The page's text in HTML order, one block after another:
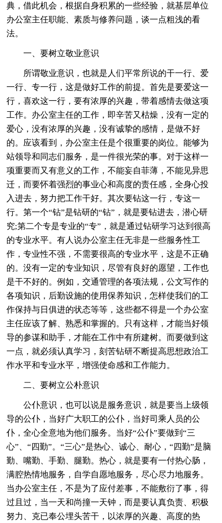
典，借此机会，根据自身积累的一些经验，就基层单位
办公室主任职能、素质与修养问题，谈一点粗浅的看
法。
一、要树立敬业意识
所谓敬业意识，也就是人们平常所说的干一行、爱
一行、专一行，这是做好工作的前提。首先是要爱这一
行，喜欢这一行，要有浓厚的兴趣，带着感情去做这项
工作。办公室主任的工作，即辛苦又枯燥，没有一定的
爱心，没有浓厚的兴趣，没有诚挚的感情，是做不好
的。应该看到，办公室主任是个很重要的岗位。能够为
站领导和同志们服务，是一件很光荣的事。对于这样一
项重要而又有意义的工作，不能妄自菲薄，不能见异思
迁，而要怀着强烈的事业心和高度的责任感，全身心投
入进去，努力把工作干好。其次要钻这一行，专这一
行。第一个“钻”是钻研的“钻”，就是要钻进去，潜心研
究;第二个专是专业的“专”，就是通过钻研学习达到很高
的专业水平。有人说办公室主任无非是一些服务性工
作，专业性不强，不需要很高的专业水平，这是不正确
的。没有一定的专业知识，尽管有良好的愿望，工作也
是干不好的。例如，交通管理的各项法规，公文写作的
各项知识，后勤设施的使用保养知识，怎样使我们的工
作保持与日俱进的状态等等，这些都不得是一个办公室
主任应该了解、熟悉和掌握的。只有这样，才能当好领
导的参谋和助手，才能在工作中有所建树。而要做到这
一点，就必须认真学习，刻苦钻研不断提高思想政治工
作水平和专业水平，增强使命感和工作能力。
二、要树立公朴意识
公仆意识，也可以说是服务意识，就是要当上级领
导的公仆，当好广大职工的公仆，当好司乘人员的公
仆，全心全意地为他们服务。当好“公仆”要做到“三
心”、“四勤”。“三心”是热心、诚心、耐心，“四勤”是脑
勤、嘴勤、手勤、腿勤。热心，就是要有一付热心肠，
满腔热情地服务，自学自愿地服务，尽心尽力地服务。
当办公室主任，不是为了应付差事，不能敷衍了事，得
过且过，当一天和尚撞一天钟，而是要认真负责、积极
努力、克已奉公埋头苦干，以浓厚的兴趣、高度的热